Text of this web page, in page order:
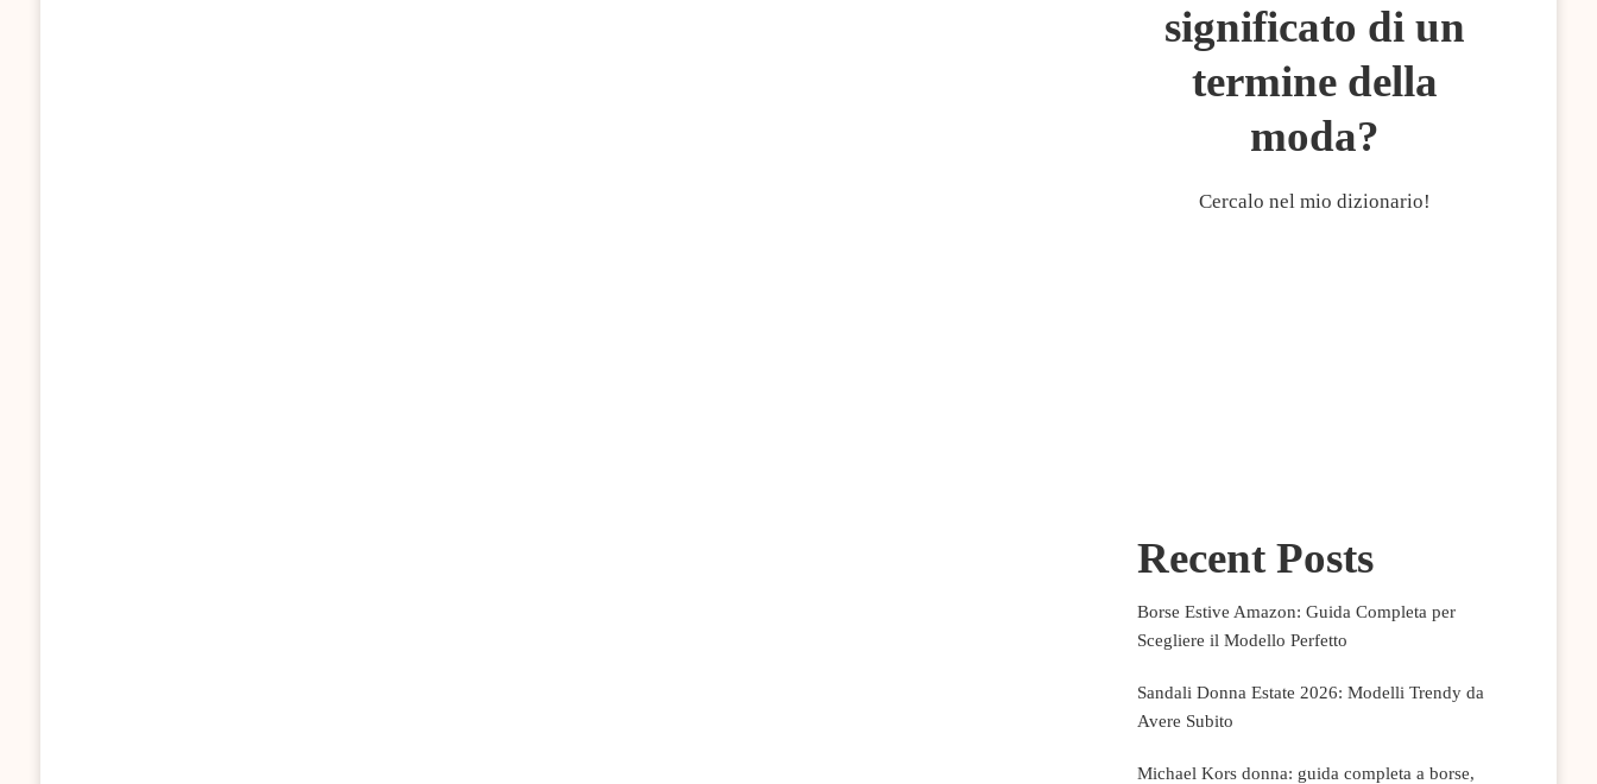
significato di un
termine della
moda?
Cercalo nel mio dizionario!
Recent Posts
Borse Estive Amazon: Guida Completa per
Scegliere il Modello Perfetto
Sandali Donna Estate 2026: Modelli Trendy da
Avere Subito
Michael Kors donna: guida completa a borse,